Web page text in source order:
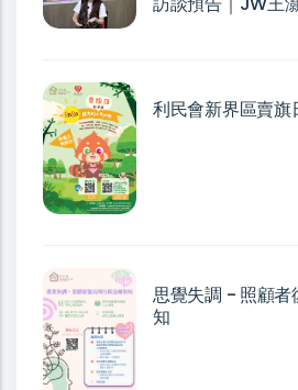
利民會新界區賣旗
思覺失調 - 照顧者
知